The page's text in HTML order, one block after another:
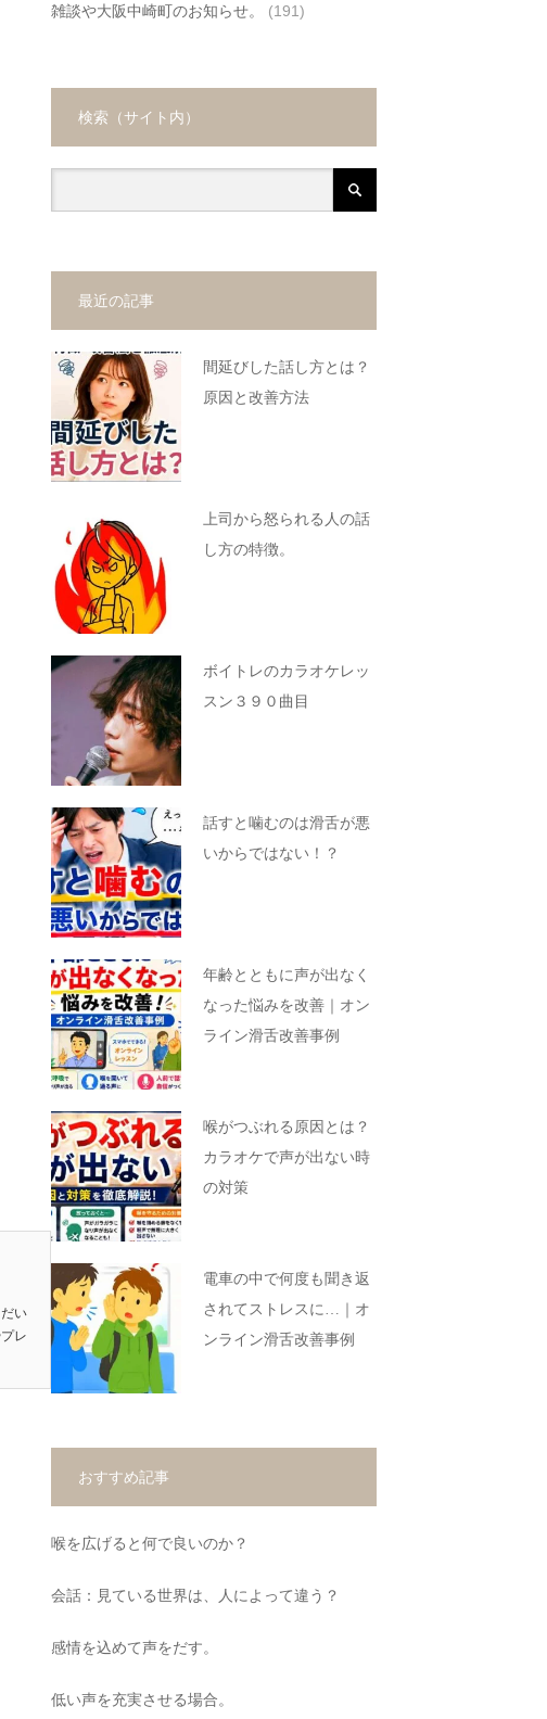
い
レ
雑談や大阪中崎町のお知らせ。 (191)
検索（サイト内）
最近の記事
間延びした話し方とは？
原因と改善方法
上司から怒られる人の話
し方の特徴。
ボイトレのカラオケレッ
スン３９０曲目
話すと噛むのは滑舌が悪
いからではない！？
年齢とともに声が出なく
なった悩みを改善｜オン
ライン滑舌改善事例
喉がつぶれる原因とは？
カラオケで声が出ない時
の対策
電車の中で何度も聞き返
されてストレスに…｜オ
ンライン滑舌改善事例
おすすめ記事
喉を広げると何で良いのか？
会話：見ている世界は、人によって違う？
感情を込めて声をだす。
低い声を充実させる場合。